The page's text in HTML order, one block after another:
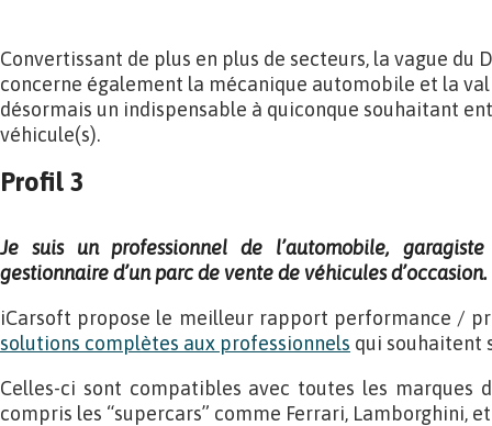
Convertissant de plus en plus de secteurs, la vague du
concerne également la mécanique automobile et la
désormais un indispensable à quiconque souhaitant
véhicule(s).
Profil 3
Je suis un professionnel de l’automobile,
gestionnaire d’un parc de vente de véhicules d’occasion.
iCarsoft propose le meilleur rapport performance /
solutions complètes aux professionnels qui souhaitent
Celles-ci sont compatibles avec toutes les marques
compris les “supercars” comme Ferrari, Lamborghini,